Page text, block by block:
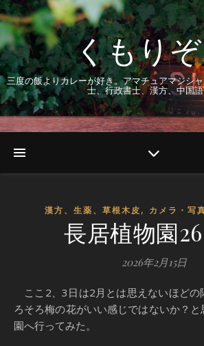
くもり
三度の飯よりカレーが好き。アマチュアマジシ
士、行政書士、漢方、中国
漢方、生薬、草根木皮, カメラ・写
長居植物園
2026年2月15日
ここ2、3日は2月とは思えないほどの陽気だったので、そ
ろそろ梅の花がいい感じではないか？
園へ行ってみた。